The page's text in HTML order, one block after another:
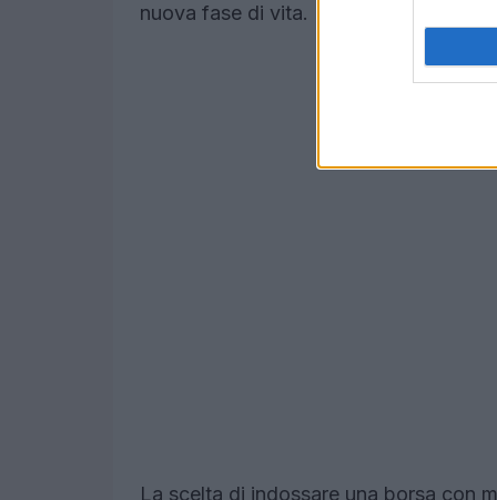
nuova fase di vita. Non è affascinante
La scelta di indossare una borsa con